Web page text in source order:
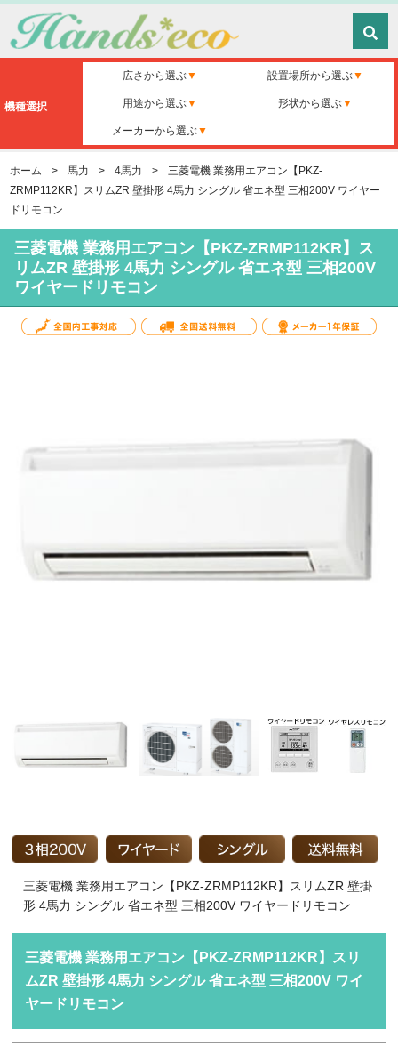
機種選択
広さから選ぶ 設置場所から選ぶ
用途から選ぶ 形状から選ぶ
メーカーから選ぶ
ホーム > 馬力 > 4馬力 >
三菱電機 業務用エアコン【PKZ-
ZRMP112KR】スリムZR 壁掛形 4馬力 シングル 省エネ型 三相200V ワイヤー
ドリモコン
三菱電機 業務用エアコン【PKZ-ZRMP112KR】ス
リムZR 壁掛形 4馬力 シングル 省エネ型 三相200V
ワイヤードリモコン
三菱電機 業務用エアコン【PKZ-ZRMP112KR】スリムZR 壁掛
形 4馬力 シングル 省エネ型 三相200V ワイヤードリモコン
三菱電機 業務用エアコン【PKZ-ZRMP112KR】スリ
ムZR 壁掛形 4馬力 シングル 省エネ型 三相200V ワイ
ヤードリモコン